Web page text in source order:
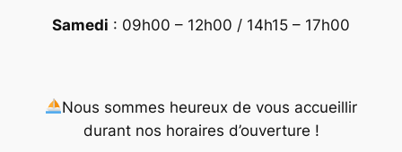
Samedi : 09h00 – 12h00 / 14h15 – 17h00
Nous sommes heureux de vous accueillir
durant nos horaires d’ouverture !